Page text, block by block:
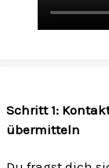
Schritt 1:
übermitteln